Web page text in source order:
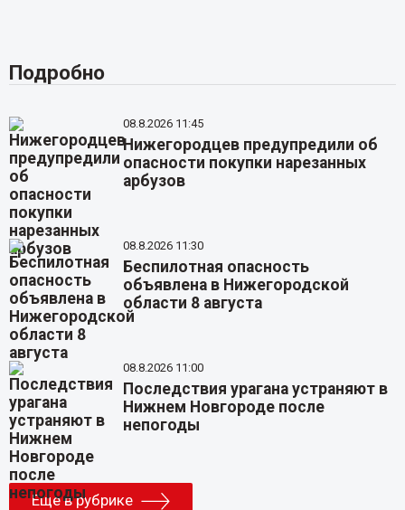
Подробно
08.8.2026 11:45
Нижегородцев предупредили об
опасности покупки нарезанных
арбузов
08.8.2026 11:30
Беспилотная опасность
объявлена в Нижегородской
области 8 августа
08.8.2026 11:00
Последствия урагана устраняют в
Нижнем Новгороде после
непогоды
Еще в рубрике